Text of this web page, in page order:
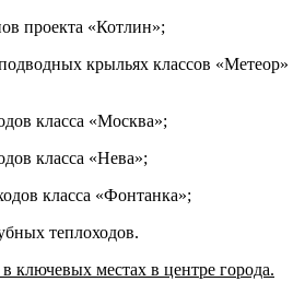
проекта «Котлин»;
крыльях классов «Метеор»
класса «Москва»;
класса «Нева»;
класса «Фонтанка»;
теплоходов.
ключевых местах в центре города.